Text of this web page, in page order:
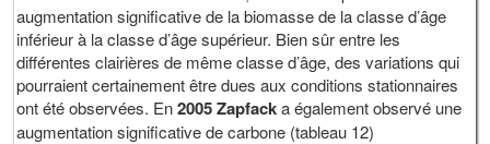
augmentation significative de la biomasse de la classe d’âge
inférieur à la classe d’âge supérieur. Bien sûr entre les
différentes clairières de même classe d’âge, des variations qui
pourraient certainement être dues aux conditions stationnaires
ont été observées. En2005Zapfacka également observé une
augmentation significative de carbone (tableau 12)